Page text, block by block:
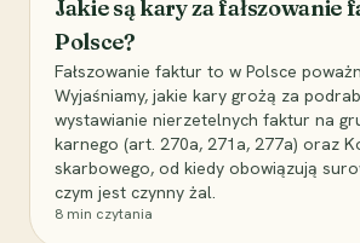
Jakie są kary za fałszowanie
Polsce?
Fałszowanie faktur to w Polsce
Wyjaśniamy, jakie kary grożą za
wystawianie nierzetelnych faktur na
karnego (art. 270a, 271a, 277a) oraz
skarbowego, od kiedy obowiązują
czym jest czynny żal.
8 min czytania